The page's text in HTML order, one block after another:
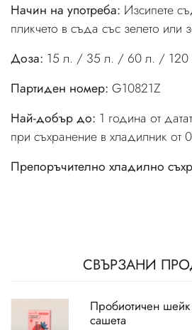
Начин на употреба: Изсипете
пликчето в съда със зелето или
Доза: 15 л. / 35 л. / 60 л. / 120
Партиден номер: G10821Z
Най-добър до: 1 година от
при съхранение в хладилник от
Препоръчително хладилно
СВЪРЗАНИ
Пробиотичен
сашета